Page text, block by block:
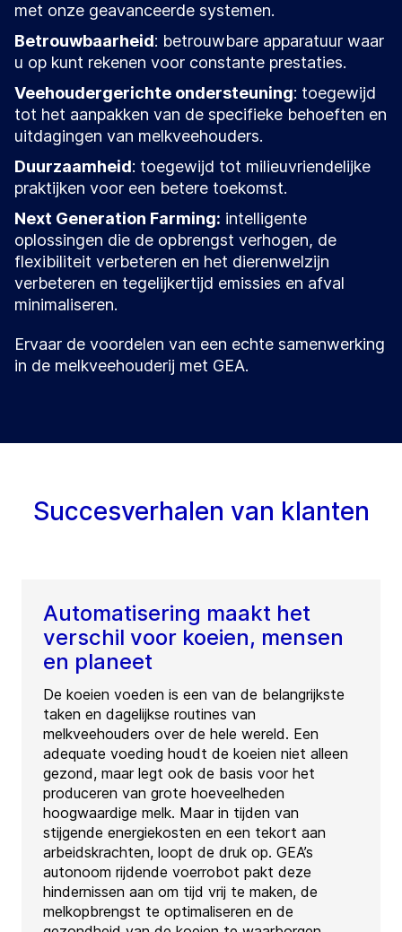
met onze geavanceerde systemen.
Betrouwbaarheid: betrouwbare apparatuur waar
u op kunt rekenen voor constante prestaties.
Veehoudergerichte ondersteuning: toegewijd
tot het aanpakken van de specifieke behoeften en
uitdagingen van melkveehouders.
Duurzaamheid: toegewijd tot milieuvriendelijke
praktijken voor een betere toekomst.
Next Generation Farming: intelligente
oplossingen die de opbrengst verhogen, de
flexibiliteit verbeteren en het dierenwelzijn
verbeteren en tegelijkertijd emissies en afval
minimaliseren.
Ervaar de voordelen van een echte samenwerking
in de melkveehouderij met GEA.
Succesverhalen van klanten
Automatisering maakt het
verschil voor koeien, mensen
en planeet
De koeien voeden is een van de belangrijkste
taken en dagelijkse routines van
melkveehouders over de hele wereld. Een
adequate voeding houdt de koeien niet alleen
gezond, maar legt ook de basis voor het
produceren van grote hoeveelheden
hoogwaardige melk. Maar in tijden van
stijgende energiekosten en een tekort aan
arbeidskrachten, loopt de druk op. GEA’s
autonoom rijdende voerrobot pakt deze
hindernissen aan om tijd vrij te maken, de
melkopbrengst te optimaliseren en de